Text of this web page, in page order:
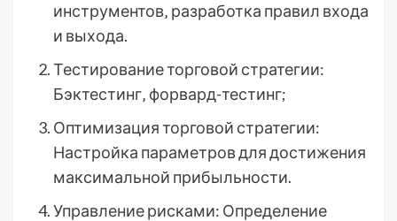
инструментов‚ разработка правил входа
и выхода.
Тестирование торговой стратегии:
Бэктестинг‚ форвард-тестинг;
Оптимизация торговой стратегии:
Настройка параметров для достижения
максимальной прибыльности.
Управление рисками: Определение